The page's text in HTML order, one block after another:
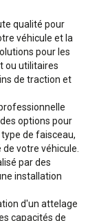
qualité pour
véhicule et la
pour les
ou utilitaires
de traction et
options pour
de faisceau,
votre véhicule.
par des
installation
d'un attelage
capacités de